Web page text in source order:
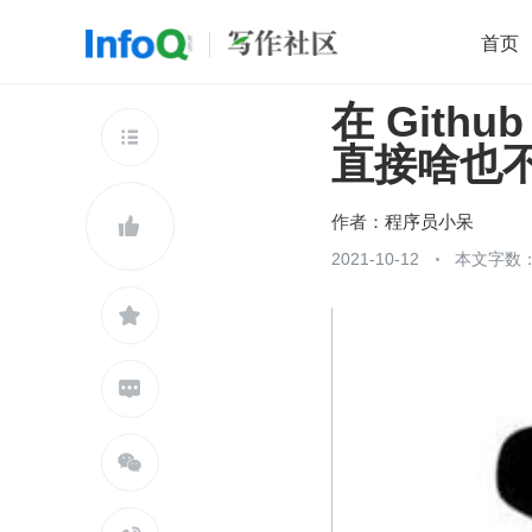
首页
开源 架构
团队管理
查看更多





在 Github
直接啥也
作者： 程序员小呆
2021-10-12 本文字数